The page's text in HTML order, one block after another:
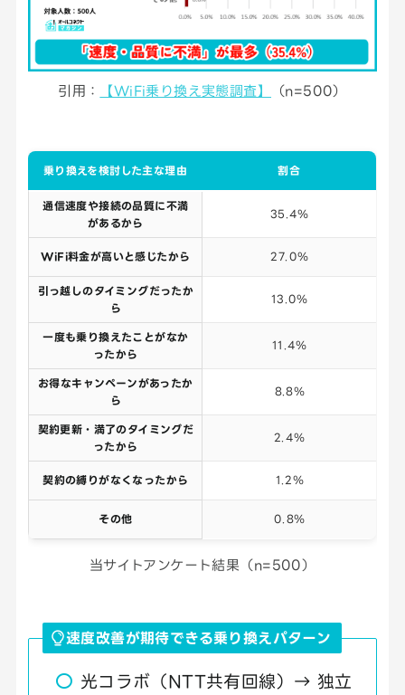
引用： 【WiFi乗り換え実態調査】 （n=500）
乗り換えを検討した主な理由 割合
通信速度や接続の品質に不満
があるから
35.4％
WiFi料金が高いと感じたから 27.0％
引っ越しのタイミングだったか
ら
13.0％
一度も乗り換えたことがなか
ったから
11.4％
お得なキャンペーンがあったか
ら
8.8％
契約更新・満了のタイミングだ
ったから
2.4％
契約の縛りがなくなったから 1.2％
その他 0.8％
当サイトアンケート結果（n=500）
速度改善が期待できる乗り換えパターン
光コラボ（NTT共有回線）→ 独立